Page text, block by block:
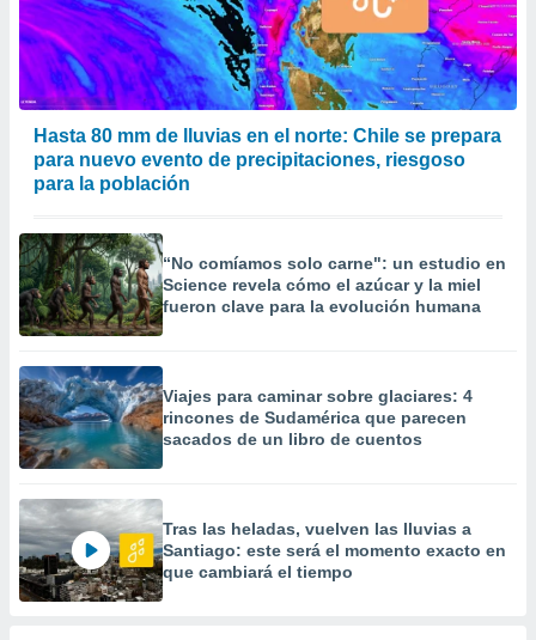
Hasta 80 mm de lluvias en el norte: Chile se prepara
para nuevo evento de precipitaciones, riesgoso
para la población
“No comíamos solo carne": un estudio en
Science revela cómo el azúcar y la miel
fueron clave para la evolución humana
Viajes para caminar sobre glaciares: 4
rincones de Sudamérica que parecen
sacados de un libro de cuentos
Tras las heladas, vuelven las lluvias a
Santiago: este será el momento exacto en
que cambiará el tiempo